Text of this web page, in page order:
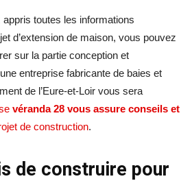
toutes les informations
d’extension de maison, vous pouvez
sur la partie conception et
entreprise fabricante de baies et
de l’Eure-et-Loir vous sera
véranda 28 vous assure conseils et
de construction.
de construire pour